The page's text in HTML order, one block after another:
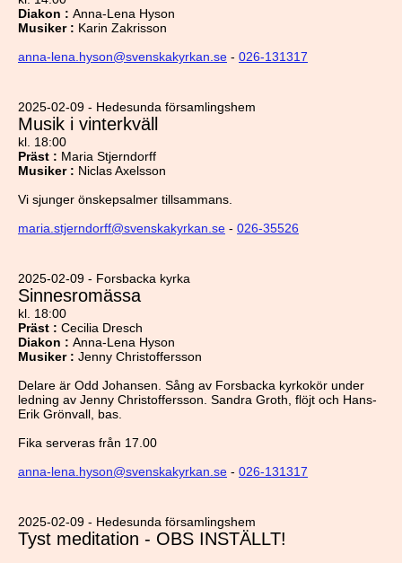
Diakon : Anna-Lena Hyson
Musiker: Karin Zakrisson
anna-lena.hyson@svenskakyrkan.se - 026-131317
2025-02-09 - Hedesunda församlingshem
Musik i vinterkväll
kl. 18:00
Präst : Maria Stjerndorff
Musiker: Niclas Axelsson
Vi sjunger önskepsalmer tillsammans.
maria.stjerndorff@svenskakyrkan.se - 026-35526
2025-02-09 - Forsbacka kyrka
Sinnesromässa
kl. 18:00
Präst : Cecilia Dresch
Diakon : Anna-Lena Hyson
Musiker: Jenny Christoffersson
Delare är Odd Johansen. Sång av Forsbacka kyrkokör under
ledning av Jenny Christoffersson. Sandra Groth, flöjt och Hans-
Erik Grönvall, bas.
Fika serveras från 17.00
anna-lena.hyson@svenskakyrkan.se - 026-131317
2025-02-09 - Hedesunda församlingshem
Tyst meditation - OBS INSTÄLLT!